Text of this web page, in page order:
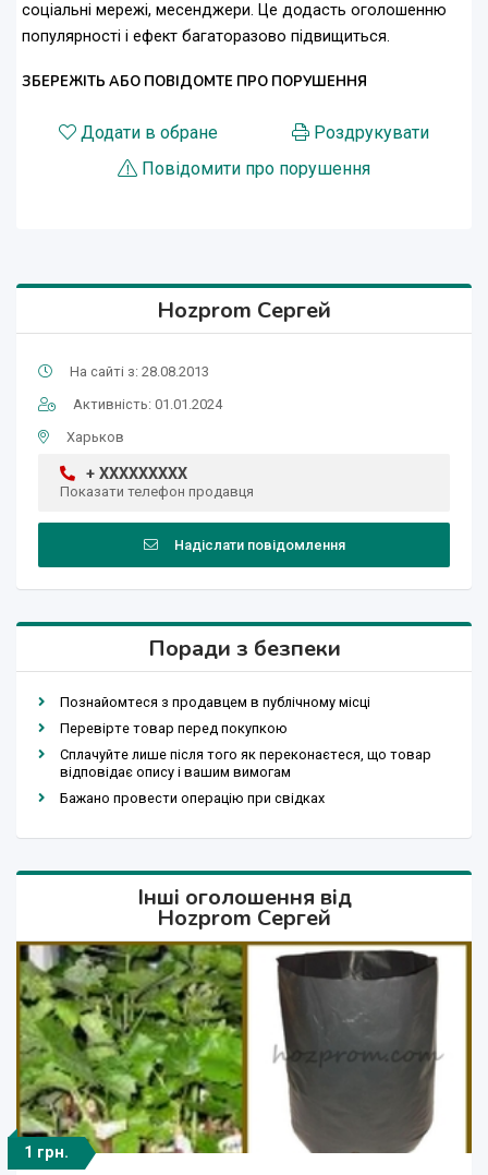
соціальні мережі, месенджери. Це додасть оголошенню
популярності і ефект багаторазово підвищиться.
ЗБЕРЕЖІТЬ АБО ПОВІДОМТЕ ПРО ПОРУШЕННЯ
Додати в обране
Роздрукувати
Повідомити про порушення
Hozprom Сергей
На сайті з: 28.08.2013
Активність: 01.01.2024
Харьков
+ XXXXXXXXX
Показати телефон продавця
Надіслати повідомлення
Поради з безпеки
Познайомтеся з продавцем в публічному місці
Перевірте товар перед покупкою
Сплачуйте лише після того як переконаєтеся, що товар
відповідає опису і вашим вимогам
Бажано провести операцію при свідках
Інші оголошення від
Hozprom Сергей
Договірна
Договірна
Договірна
1 грн. Договірна
Договірна